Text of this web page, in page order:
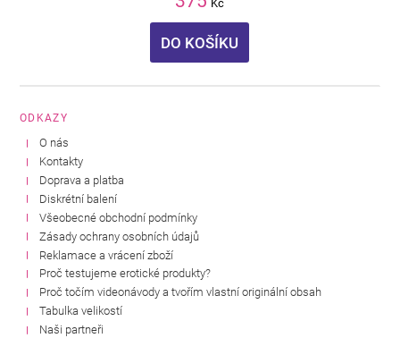
Kč
DO KOŠÍKU
ODKAZY
O nás
Kontakty
Doprava a platba
Diskrétní balení
Všeobecné obchodní podmínky
Zásady ochrany osobních údajů
Reklamace a vrácení zboží
Proč testujeme erotické produkty?
Proč točím videonávody a tvořím vlastní originální obsah
Tabulka velikostí
Naši partneři